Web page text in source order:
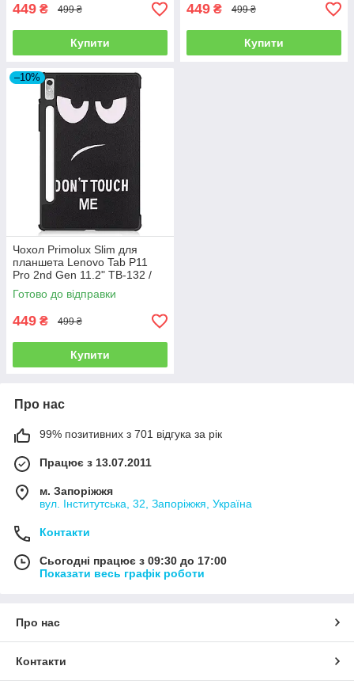
449 ₴ 499 ₴
Купити
449 ₴ 499 ₴
Купити
–10%
Чохол Primolux Slim для
планшета Lenovo Tab P11
Pro 2nd Gen 11.2" TB-132 /
TB-138 - Don`t Touch
Готово до відправки
449 ₴ 499 ₴
Купити
Про нас
99% позитивних з 701 відгука за рік
Працює з 13.07.2011
м. Запоріжжя
вул. Інститутська, 32, Запоріжжя, Україна
Контакти
Сьогодні працює з 09:30 до 17:00
Показати весь графік роботи
Про нас
Контакти